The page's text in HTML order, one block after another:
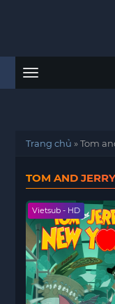
Menu
Trang chủ »Tom
TOM AND
Vietsub - HD